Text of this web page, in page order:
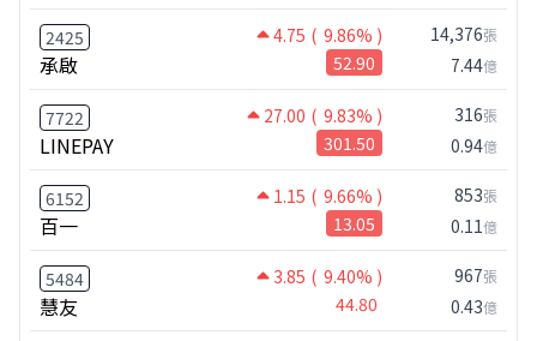
2425 4.75 ( 9.86% )
承啟 52.90
14,376張
7.44億
7722 27.00 ( 9.83% )
LINEPAY 301.50
316張
0.94億
6152 1.15 ( 9.66% )
百一 13.05
853張
0.11億
5484 3.85 ( 9.40% )
慧友 44.80
967張
0.43億